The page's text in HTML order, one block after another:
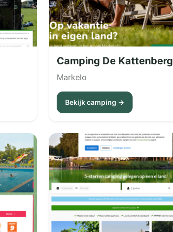
Camping De Kattenberg
Markelo
Bekijk camping →